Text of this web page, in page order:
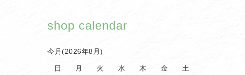
shop calendar
今月(2026年8月)
日 月 火 水 木 金 土